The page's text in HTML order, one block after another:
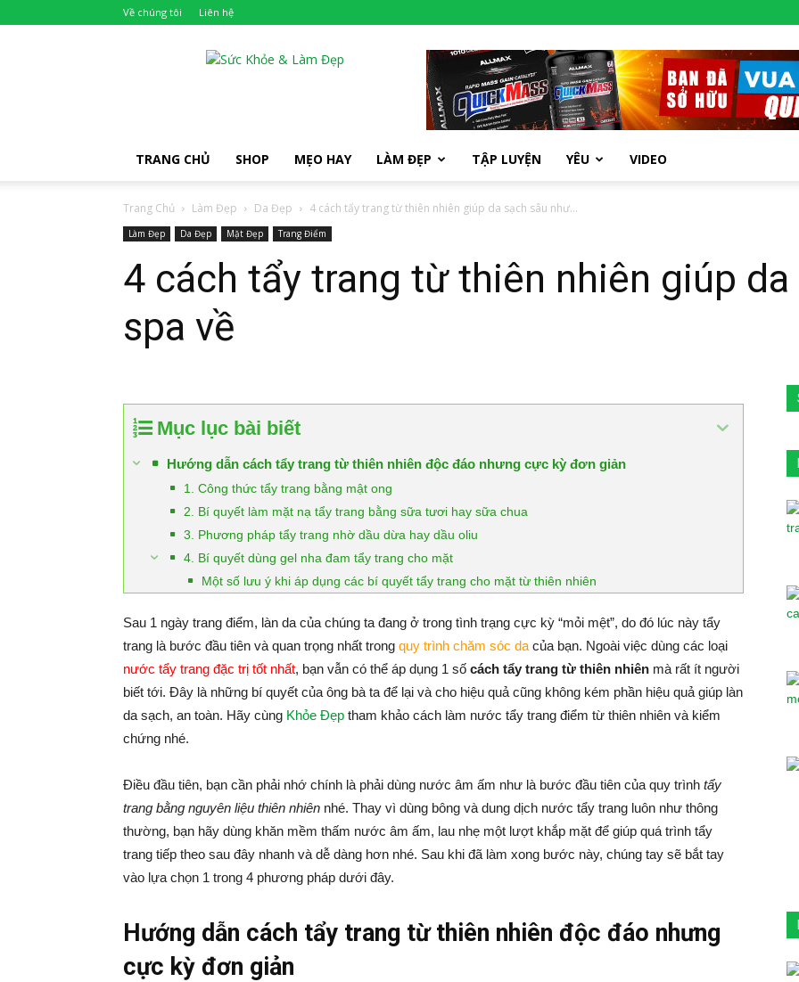
Về chúng tôi Liên hệ
TRANG CHỦ SHOP MẸO HAY LÀM ĐẸP TẬP LUYỆN YÊU VIDEO
Trang Chủ Làm Đẹp Da Đẹp 4 cách tẩy trang từ thiên nhiên giúp da sạch sâu như...
Làm Đẹp Da Đẹp Mặt Đẹp Trang Điểm
4 cách tẩy trang từ thiên nhiên giúp
spa về
Mục lục bài biết
Hướng dẫn cách tẩy trang từ thiên nhiên độc đáo nhưng cực kỳ đơn giản
1. Công thức tẩy trang bằng mật ong
2. Bí quyết làm mặt nạ tẩy trang bằng sữa tươi hay sữa chua
3. Phương pháp tẩy trang nhờ dầu dừa hay dầu oliu
4. Bí quyết dùng gel nha đam tẩy trang cho mặt
Một số lưu ý khi áp dụng các bí quyết tẩy trang cho mặt từ thiên nhiên
Sau 1 ngày trang điểm, làn da của chúng ta đang ở trong tình trạng cực kỳ “mỏi mệt”, do đó lúc này tẩy
trang là bước đầu tiên và quan trọng nhất trong quy trình chăm sóc da của bạn. Ngoài việc dùng các loại
nước tẩy trang đặc trị tốt nhất, bạn vẫn có thể áp dụng 1 số cách tẩy trang từ thiên nhiên mà rất ít người
biết tới. Đây là những bí quyết của ông bà ta để lại và cho hiệu quả cũng không kém phần hiệu quả giúp làn
da sạch, an toàn. Hãy cùng Khỏe Đẹp tham khảo cách làm nước tẩy trang điểm từ thiên nhiên và kiểm
chứng nhé.
Điều đầu tiên, bạn cần phải nhớ chính là phải dùng nước âm ấm như là bước đầu tiên của quy trình tẩy
trang bằng nguyên liệu thiên nhiên nhé. Thay vì dùng bông và dung dịch nước tẩy trang luôn như thông
thường, bạn hãy dùng khăn mềm thấm nước âm ấm, lau nhẹ một lượt khắp mặt để giúp quá trình tẩy
trang tiếp theo sau đây nhanh và dễ dàng hơn nhé. Sau khi đã làm xong bước này, chúng tay sẽ bắt tay
vào lựa chọn 1 trong 4 phương pháp dưới đây.
Hướng dẫn cách tẩy trang từ thiên nhiên độc đáo nhưng
cực kỳ đơn giản